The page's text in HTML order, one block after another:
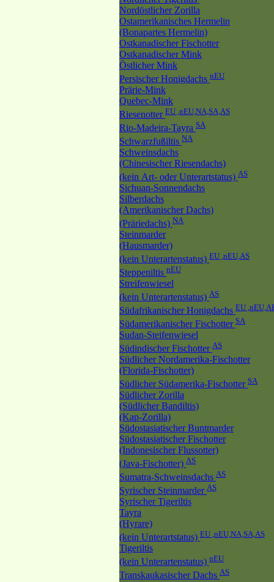
Nordöstlicher Zorilla
Ostamerikanisches Hermelin
(Bonapartes Hermelin)
Ostkanadischer Fischotter
Ostkanadischer Mink
Östlicher Mink
Persischer Honigdachs nEU
Prärie-Mink
Quebec-Mink
Riesenotter EU ,nEU,NA,SA,AS
Rio-Madeira-Tayra SA
Schwarzfußiltis NA
Schweinsdachs
(Chinesischer Riesendachs)
(kein Art- oder Unterartstatus) AS
Sichuan-Sonnendachs
Silberdachs
(Amerikanischer Dachs)
(Präriedachs) NA
Steinmarder
(Hausmarder)
(kein Unterartenstatus) EU ,nEU,AS
Steppeniltis nEU
Streifenwiesel
(kein Unterartenstatus) AS
Südafrikanischer Honigdachs EU
Südamerikanischer Fischotter SA
Sudan-Steifenwiesel
Südindischer Fischotter AS
Südlicher Nordamerika-Fischotter
(Florida-Fischotter)
Südlicher Südamerika-Fischotter SA
Südlicher Zorilla
(Südlicher Bandiltis)
(Kap-Zorilla)
Südostasiatischer Buntmarder
Südostasiatischer Fischotter
(Indonesischer Flussotter)
(Java-Fischotter) AS
Sumatra-Schweinsdachs AS
Syrischer Steinmarder AS
Syrischer Tigeriltis
Tayra
(Hyrare)
(kein Unterartstatus) EU ,nEU,NA,SA,AS
Tigeriltis
(kein Unterartenstatus) nEU
Transkaukasischer Dachs AS